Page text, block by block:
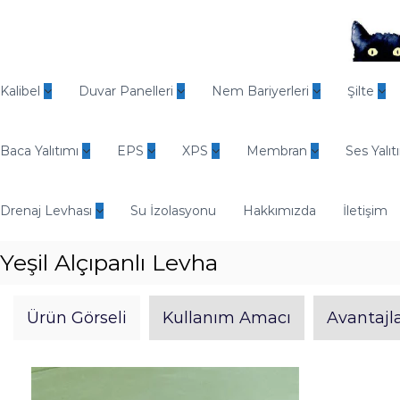
e
d
E
ü
t
Kalibel Duvar Panelleri Nem Bariyerleri Şilte
Baca Yalıtımı EPS XPS Membran Ses
Drenaj Levhası Su İzolasyonu Hakkımızda İletişim
Yeşil Alçıpanlı Levha
Ürün Görseli Kullanım Amacı